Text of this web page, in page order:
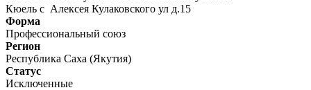
Кюель с Алексея Кулаковского ул д.15
Форма
Профессиональный союз
Регион
Республика Саха (Якутия)
Статус
Исключенные